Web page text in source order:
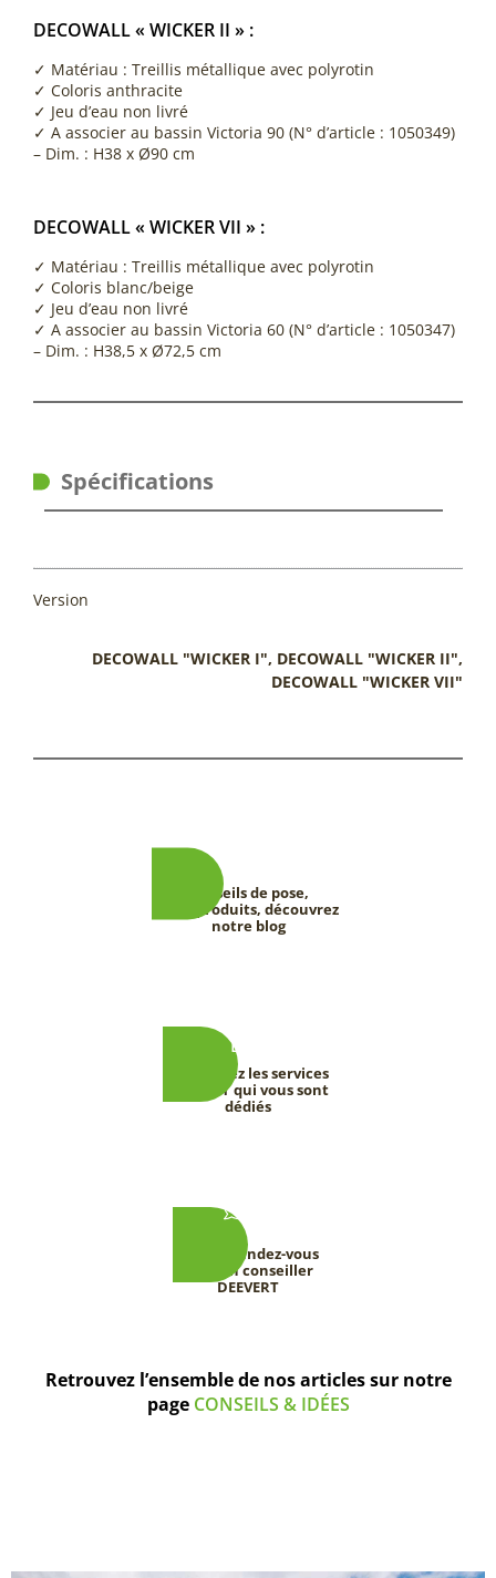
DECOWALL « WICKER II » :
✓ Matériau : Treillis métallique avec polyrotin
✓ Coloris anthracite
✓ Jeu d’eau non livré
✓ A associer au bassin Victoria 90 (N° d’article : 1050349)
– Dim. : H38 x Ø90 cm
DECOWALL « WICKER VII » :
✓ Matériau : Treillis métallique avec polyrotin
✓ Coloris blanc/beige
✓ Jeu d’eau non livré
✓ A associer au bassin Victoria 60 (N° d’article : 1050347)
– Dim. : H38,5 x Ø72,5 cm
Spécifications
Version
DECOWALL "WICKER I", DECOWALL "WICKER II",
DECOWALL "WICKER VII"
Conseils de pose,
tests produits, découvrez
notre blog
Découvrez les services
DEEVERT qui vous sont
dédiés
Prenez rendez-vous
avec un conseiller
DEEVERT
Retrouvez l’ensemble de nos articles sur notre
page CONSEILS & IDÉES